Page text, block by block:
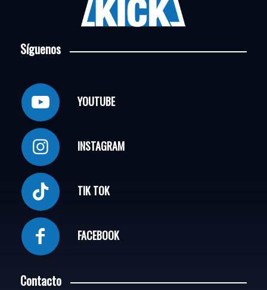
Síguenos
YOUTUBE
INSTAGRAM
TIK TOK
FACEBOOK
Contacto